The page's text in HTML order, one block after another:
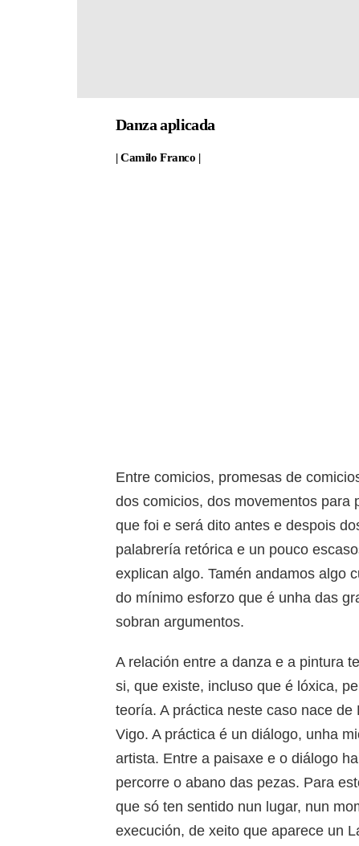
Danza aplicada
| Camilo Franco |
Entre comicios, promesas de
dos comicios, dos movementos para
que foi e será dito antes e despois
palabrería retórica e un pouco
explican algo. Tamén andamos algo
do mínimo esforzo que é unha das
sobran argumentos.
A relación entre a danza e a pintura
si, que existe, incluso que é lóxica,
teoría. A práctica neste caso nace
Vigo. A práctica é un diálogo, unha
artista. Entre a paisaxe e o diálogo
percorre o abano das pezas. Para
que só ten sentido nun lugar, nun
execución, de xeito que aparece un